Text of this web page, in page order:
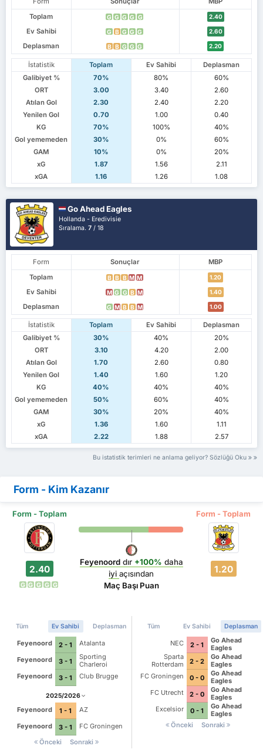
Toplam
G G G G G 2.40
Ev Sahibi G B G G G 2.60
Deplasman B B G G G 2.20
İstatistik Toplam Ev Sahibi
Deplasman
Galibiyet %
70% 80%
60%
ORT
3.00 3.40
2.60
Atılan Gol
2.30 2.40
2.20
Yenilen Gol
0.70 1.00
0.40
KG
70% 100%
40%
Gol yememeden
30% 0%
60%
GAM
10% 0%
20%
xG
1.87 1.56
2.11
xGA
1.16 1.26 1.08
Go Ahead Eagles
Hollanda - Eredivisie
Sıralama.7 / 18
Form Sonuçlar
MBP
Toplam
B B B M M 1.20
Ev Sahibi M G G B M 1.40
Deplasman G M B B M 1.00
İstatistik Toplam Ev Sahibi
Deplasman
Galibiyet %
30% 40%
20%
ORT
3.10 4.20
2.00
Atılan Gol
1.70 2.60
0.80
Yenilen Gol
1.40 1.60
1.20
KG
40% 40%
40%
Gol yememeden
50% 60%
40%
GAM
30% 20%
40%
xG
1.36 1.60
1.11
xGA
2.22 1.88 2.57
Bu istatistik terimleri ne anlama geliyor? Sözlüğü Oku
Form - Kim Kazanır
Form - Toplam Form - Toplam
2.40
G G G G G
Feyenoorddır +100% daha
iyiaçısından
Maç Başı Puan
1.20
Tüm Ev Sahibi Deplasman
Feyenoord 2 - 1
Atalanta
Feyenoord
3 - 1
Sporting
Charleroi
Feyenoord
3 - 1 Club Brugge
2025/2026
Feyenoord 1 - 1
AZ
Feyenoord
3 - 1
FC Groningen
Önceki
Sonraki
Tüm Ev Sahibi Deplasman
NEC 2 - 1
Go Ahead
Eagles
Sparta
Rotterdam
2 - 2
Go Ahead
Eagles
FC Groningen
0 - 0
Go Ahead
Eagles
FC Utrecht
2 - 0
Go Ahead
Eagles
Excelsior
0 - 1
Go Ahead
Eagles
Önceki
Sonraki